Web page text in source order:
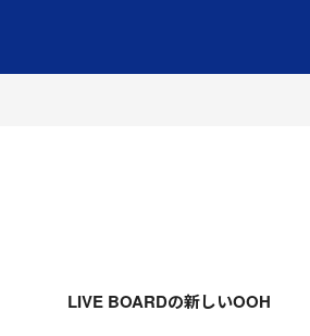
LIVE BOARDの新しいOOH